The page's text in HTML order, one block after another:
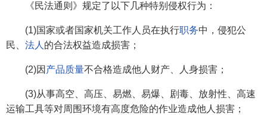
《民法通则》规定了以下几种特别侵权行为：
(1)国家或者国家机关工作人员在执行职务中，侵犯公
民、 法人 的合法权益造成损害；
(2)因 产品质量不合格造成他人财产、人身损害；
(3)从事高空、高压、易燃、易爆、剧毒、放射性、高速
运输工具等对周围环境有高度危险的作业造成他人损害；